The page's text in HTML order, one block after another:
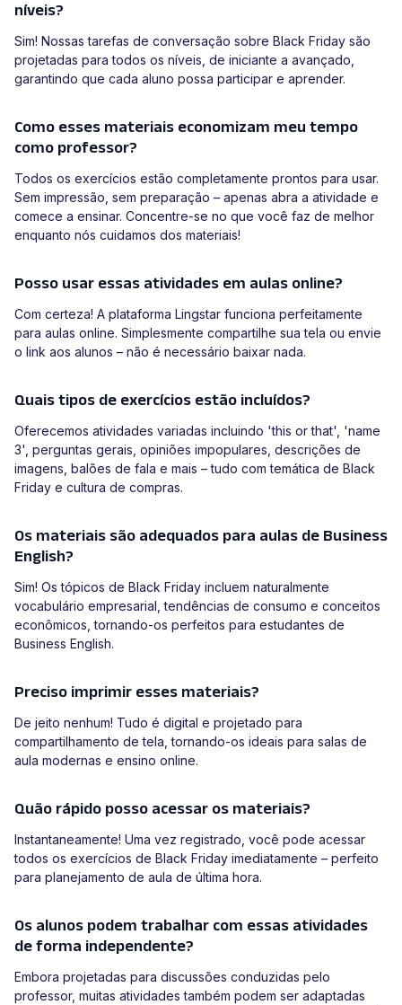
níveis?
Sim! Nossas tarefas de conversação sobre Black Friday são
projetadas para todos os níveis, de iniciante a avançado,
garantindo que cada aluno possa participar e aprender.
Como esses materiais economizam meu tempo
como professor?
Todos os exercícios estão completamente prontos para usar.
Sem impressão, sem preparação – apenas abra a atividade e
comece a ensinar. Concentre-se no que você faz de melhor
enquanto nós cuidamos dos materiais!
Posso usar essas atividades em aulas online?
Com certeza! A plataforma Lingstar funciona perfeitamente
para aulas online. Simplesmente compartilhe sua tela ou envie
o link aos alunos – não é necessário baixar nada.
Quais tipos de exercícios estão incluídos?
Oferecemos atividades variadas incluindo 'this or that', 'name
3', perguntas gerais, opiniões impopulares, descrições de
imagens, balões de fala e mais – tudo com temática de Black
Friday e cultura de compras.
Os materiais são adequados para aulas de Business
English?
Sim! Os tópicos de Black Friday incluem naturalmente
vocabulário empresarial, tendências de consumo e conceitos
econômicos, tornando-os perfeitos para estudantes de
Business English.
Preciso imprimir esses materiais?
De jeito nenhum! Tudo é digital e projetado para
compartilhamento de tela, tornando-os ideais para salas de
aula modernas e ensino online.
Quão rápido posso acessar os materiais?
Instantaneamente! Uma vez registrado, você pode acessar
todos os exercícios de Black Friday imediatamente – perfeito
para planejamento de aula de última hora.
Os alunos podem trabalhar com essas atividades
de forma independente?
Embora projetadas para discussões conduzidas pelo
professor, muitas atividades também podem ser adaptadas